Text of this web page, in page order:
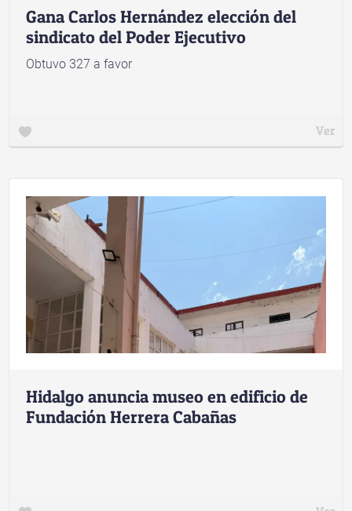
Gana Carlos Hernández elección del
sindicato del Poder Ejecutivo
Obtuvo 327 a favor
Ver
Hidalgo anuncia museo en edificio de
Fundación Herrera Cabañas